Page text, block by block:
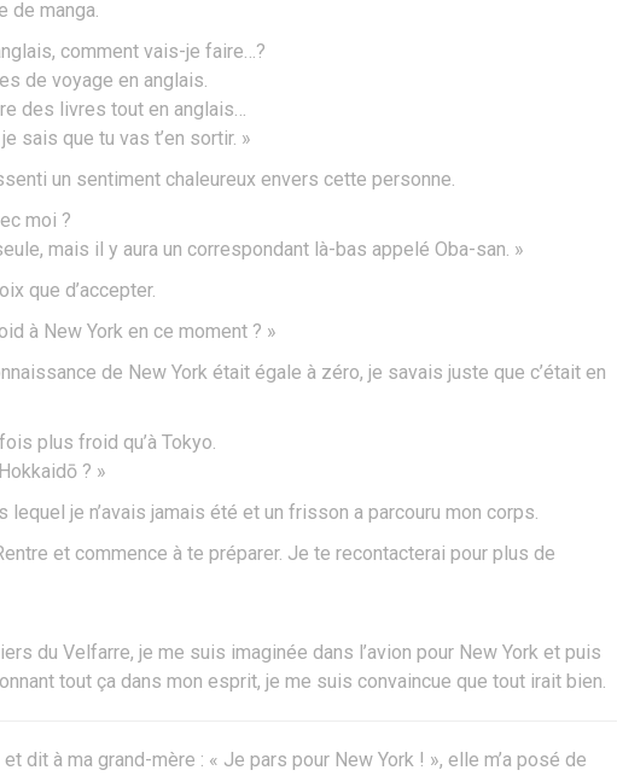
de manga.
comment vais-je faire…?
de voyage en anglais.
des livres tout en anglais…
sais que tu vas t’en sortir. »
un sentiment chaleureux envers cette personne.
moi ?
mais il y aura un correspondant là-bas appelé Oba-san. »
que d’accepter.
à New York en ce moment ? »
de New York était égale à zéro, je savais juste que c’était en
plus froid qu’à Tokyo.
? »
lequel je n’avais jamais été et un frisson a parcouru mon corps.
et commence à te préparer. Je te recontacterai pour plus de
du Velfarre, je me suis imaginée dans l’avion pour New York et puis
tout ça dans mon esprit, je me suis convaincue que tout irait bien.
et dit à ma grand-mère : « Je pars pour New York ! », elle m’a posé de